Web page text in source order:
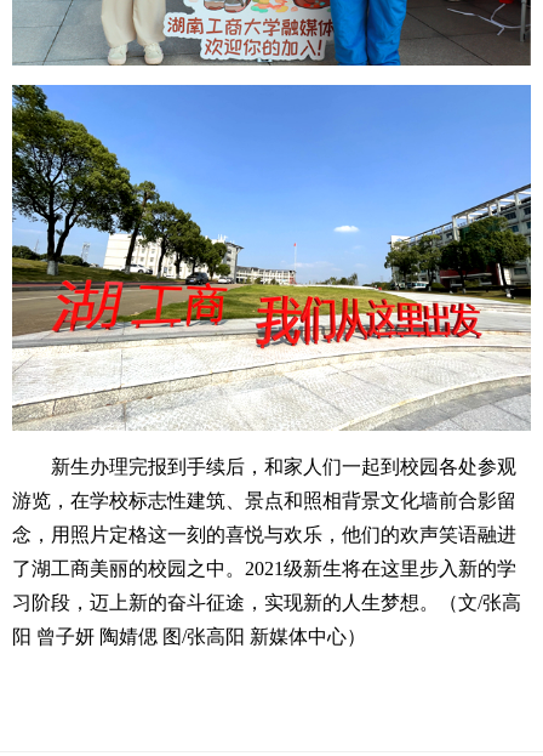
新生办理完报到手续后，和家人们一起到校园各处参观
游览，在学校标志性建筑、景点和照相背景文化墙前合影留
念，用照片定格这一刻的喜悦与欢乐，他们的欢声笑语融进
了湖工商美丽的校园之中。2021级新生将在这里步入新的学
习阶段，迈上新的奋斗征途，实现新的人生梦想。（文/张高
阳 曾子妍 陶婧偲 图/张高阳 新媒体中心）